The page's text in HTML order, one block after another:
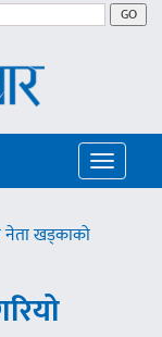
GO
Toggle
नेता खड्काको